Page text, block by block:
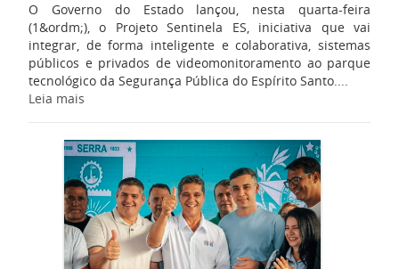
O Governo do Estado lançou, nesta quarta-feira
(1&ordm;), o Projeto Sentinela ES, iniciativa que vai
integrar, de forma inteligente e colaborativa, sistemas
públicos e privados de videomonitoramento ao parque
tecnológico da Segurança Pública do Espírito Santo....
Leia mais